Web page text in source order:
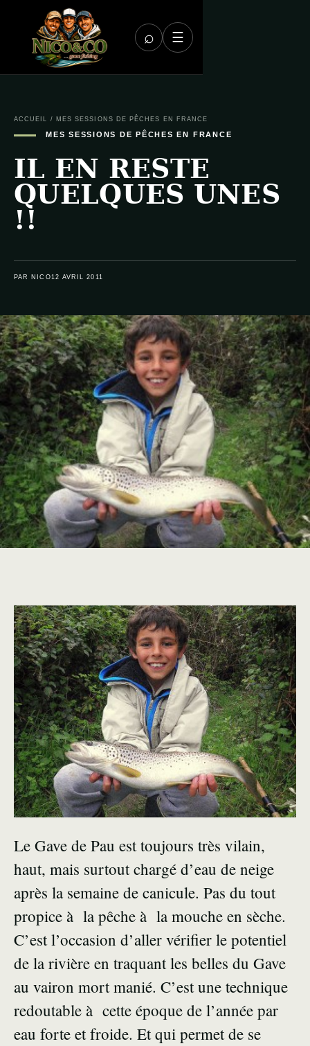
⌕ ☰
ACCUEIL / MES SESSIONS DE PÊCHES EN FRANCE
MES SESSIONS DE PÊCHES EN FRANCE
IL EN RESTE
QUELQUES UNES
!!
PAR NICO12 AVRIL 2011
Le Gave de Pau est toujours très vilain,
haut, mais surtout chargé d’eau de neige
après la semaine de canicule. Pas du tout
propice à la pêche à la mouche en sèche.
C’est l’occasion d’aller vérifier le potentiel
de la rivière en traquant les belles du Gave
au vairon mort manié. C’est une technique
redoutable à cette époque de l’année par
eau forte et froide. Et qui permet de se